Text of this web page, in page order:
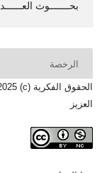
بحـــــــوث
الرخصة
العزيز